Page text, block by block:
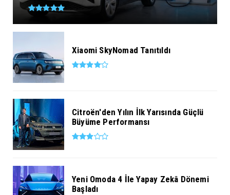
Xiaomi SkyNomad Tanıtıldı
Citroën'den Yılın İlk Yarısında Güçlü
Büyüme Performansı
Yeni Omoda 4 İle Yapay Zekâ Dönemi
Başladı